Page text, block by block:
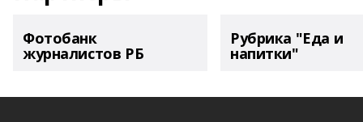
Фотобанк
журналистов РБ
Рубрика "Еда и
напитки"